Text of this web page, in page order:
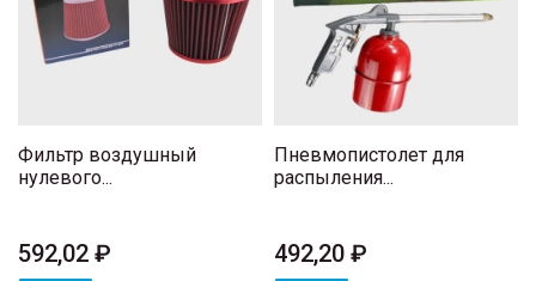
Фильтр воздушный
нулевого...
592,02 ₽
Пневмопистолет для
распыления...
492,20 ₽